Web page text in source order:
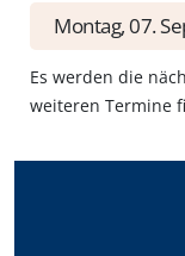
Montag, 07.
Es werden die
weiteren Termine